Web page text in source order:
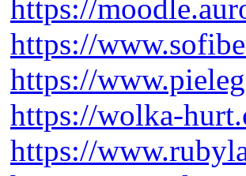
https://
https://
https://
https://wolka-
https://